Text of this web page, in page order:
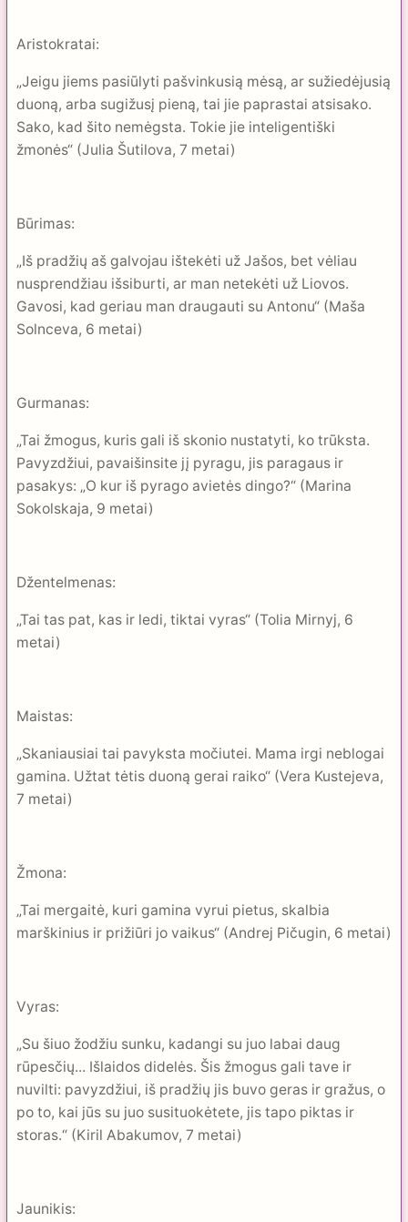
Aristokratai:
„Jeigu jiems pasiūlyti pašvinkusią mėsą, ar sužiedėjusią
duoną, arba sugižusį pieną, tai jie paprastai atsisako.
Sako, kad šito nemėgsta. Tokie jie inteligentiški
žmonės“ (Julia Šutilova, 7 metai)
Būrimas:
„Iš pradžių aš galvojau ištekėti už Jašos, bet vėliau
nusprendžiau išsiburti, ar man netekėti už Liovos.
Gavosi, kad geriau man draugauti su Antonu“ (Maša
Solnceva, 6 metai)
Gurmanas:
„Tai žmogus, kuris gali iš skonio nustatyti, ko trūksta.
Pavyzdžiui, pavaišinsite jį pyragu, jis paragaus ir
pasakys: „O kur iš pyrago avietės dingo?“ (Marina
Sokolskaja, 9 metai)
Džentelmenas:
„Tai tas pat, kas ir ledi, tiktai vyras“ (Tolia Mirnyj, 6
metai)
Maistas:
„Skaniausiai tai pavyksta močiutei. Mama irgi neblogai
gamina. Užtat tėtis duoną gerai raiko“ (Vera Kustejeva,
7 metai)
Žmona:
„Tai mergaitė, kuri gamina vyrui pietus, skalbia
marškinius ir prižiūri jo vaikus“ (Andrej Pičugin, 6 metai)
Vyras:
„Su šiuo žodžiu sunku, kadangi su juo labai daug
rūpesčių... Išlaidos didelės. Šis žmogus gali tave ir
nuvilti: pavyzdžiui, iš pradžių jis buvo geras ir gražus, o
po to, kai jūs su juo susituokėtete, jis tapo piktas ir
storas.“ (Kiril Abakumov, 7 metai)
Jaunikis: